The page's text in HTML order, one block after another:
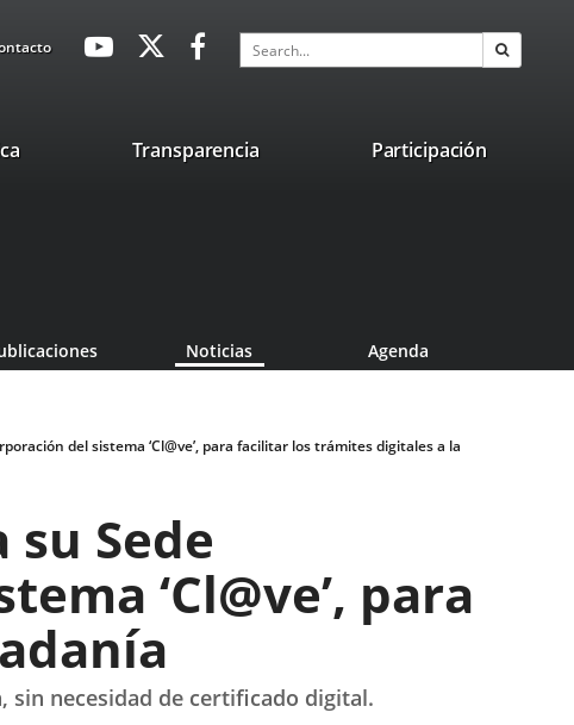
avaHeaderSocial
Link
Link
application.
application.
Search
Link
Transparencia Participación
Noticias Agenda
del sistema ‘Cl@ve’, para facilitar los trámites digitales a la
Sede
‘Cl@ve’, para
sin necesidad de certificado digital.